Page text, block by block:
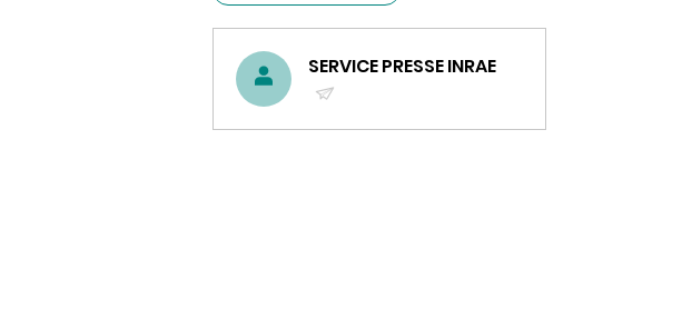
SERVICE PRESSE INRAE